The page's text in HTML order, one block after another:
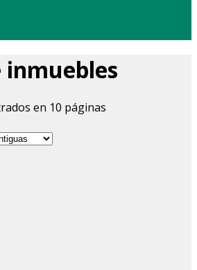
inmuebles
en 10 páginas